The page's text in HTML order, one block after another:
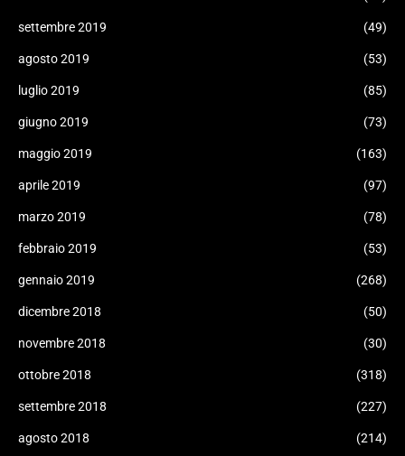
settembre 2019 (49)
agosto 2019 (53)
luglio 2019 (85)
giugno 2019 (73)
maggio 2019 (163)
aprile 2019 (97)
marzo 2019 (78)
febbraio 2019 (53)
gennaio 2019 (268)
dicembre 2018 (50)
novembre 2018 (30)
ottobre 2018 (318)
settembre 2018 (227)
agosto 2018 (214)